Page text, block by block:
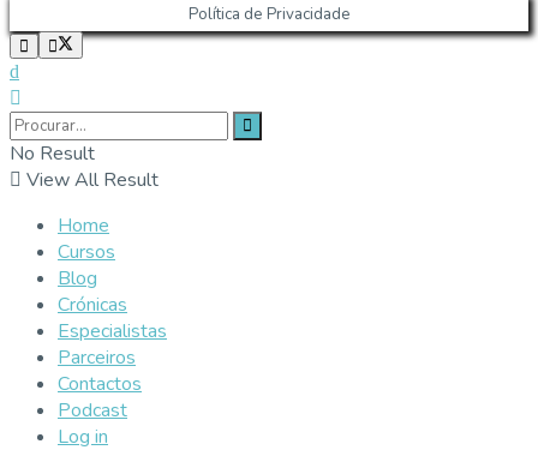
Política de Privacidade
No Result
View All Result
Home
Cursos
Blog
Crónicas
Especialistas
Parceiros
Contactos
Podcast
Log in